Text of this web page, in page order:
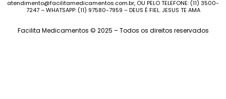
atendimento@facilitamedicamentos.com.br, OU PELO TELEFONE: (11) 3500-
7247 – WHATSAPP: (11) 97580-7959 – DEUS É FIEL. JESUS TE AMA
Facilita Medicamentos © 2025 – Todos os direitos reservados